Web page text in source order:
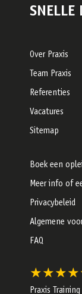
SNELLE
Over Praxis
Team Praxis
Referenties
Vacatures
Sitemap
Boek een
Meer info of
Privacybeleid
Algemene
FAQ
Praxis